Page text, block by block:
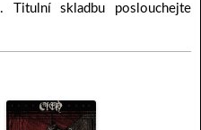
. Titulní skladbu poslouchejte